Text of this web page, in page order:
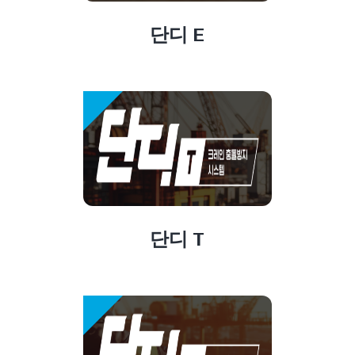
단디 E
단디 T